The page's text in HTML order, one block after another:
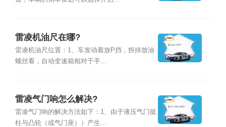
雷凌机油尺在哪?
雷凌机油尺位置：1、车发动着放P挡，拆掉放油
螺丝看，自动变速箱相对于手...
雷凌气门响怎么解决?
雷凌气门响的解决方法如下：1、由于液压气门挺
柱与凸轮（或气门座））产生...